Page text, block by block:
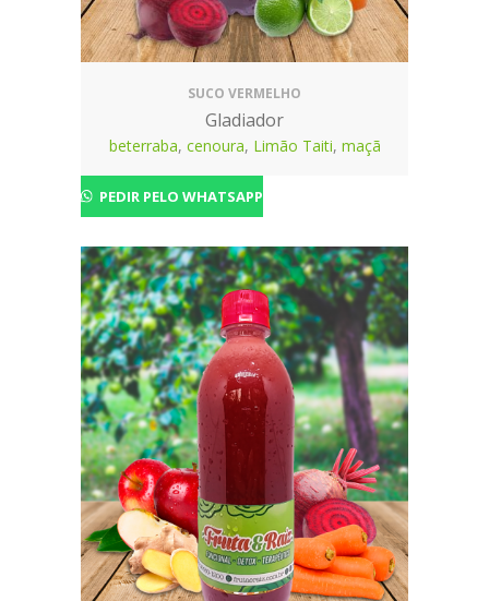
SUCO VERMELHO
Gladiador
beterraba, cenoura, Limão Taiti, maçã
PEDIR PELO WHATSAPP